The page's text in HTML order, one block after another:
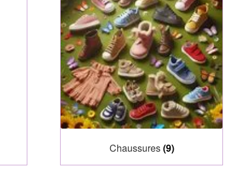
Chaussures(9)